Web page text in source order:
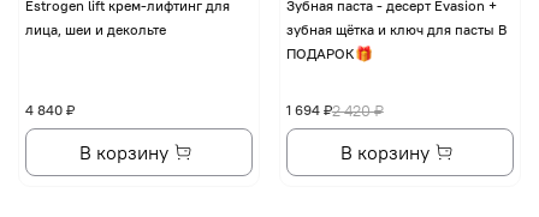
Еstrogen lift крем-лифтинг для
лица, шеи и декольте
4 840 ₽
В корзину
Зубная паста - десерт Evasion +
зубная щётка и ключ для пасты В
ПОДАРОК🎁
2 420 ₽
1 694 ₽
В корзину